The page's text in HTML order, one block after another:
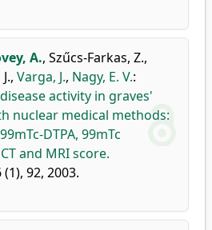
A., Szűcs-Farkas, Z.,
, Varga, J., Nagy, E. V.:
activity in graves'
nuclear medical methods:
DTPA, 99mTc
and MRI score.
(1), 92, 2003.